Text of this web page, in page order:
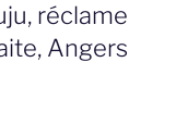
réclame
Angers